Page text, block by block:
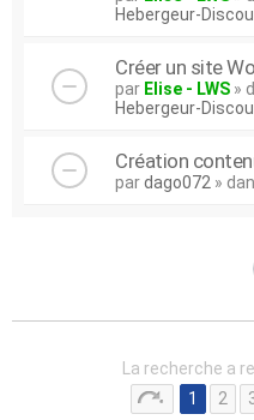
Hebergeur-
Créer un site
par Elise - LWS »
Hebergeur-
Création
pardago072 »
La recherche a
1
2